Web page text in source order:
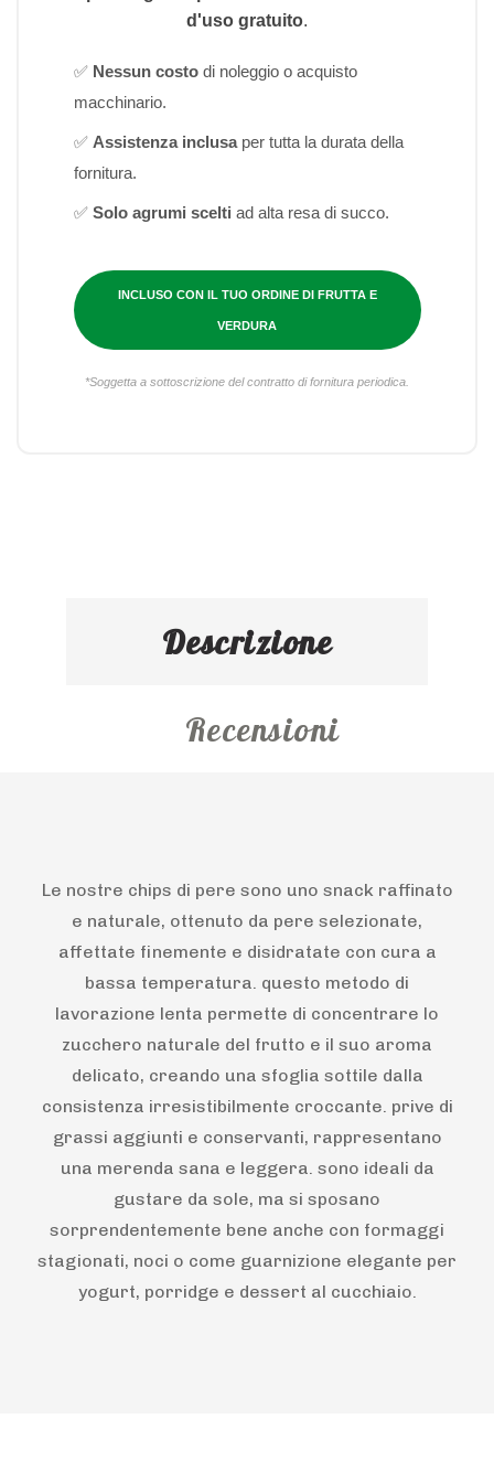
d'uso gratuito.
✅ Nessun costodi noleggio o acquisto
macchinario.
✅ Assistenza inclusaper tutta la durata della
fornitura.
✅ Solo agrumi scelti ad alta resa di succo.
INCLUSO CON IL TUO ORDINE DI FRUTTA E
VERDURA
*Soggetta a sottoscrizione del contratto di fornitura periodica.
Descrizione
Recensioni
Le nostre chips di pere sono uno snack raffinato
e naturale, ottenuto da pere selezionate,
affettate finemente e disidratate con cura a
bassa temperatura. questo metodo di
lavorazione lenta permette di concentrare lo
zucchero naturale del frutto e il suo aroma
delicato, creando una sfoglia sottile dalla
consistenza irresistibilmente croccante. prive di
grassi aggiunti e conservanti, rappresentano
una merenda sana e leggera. sono ideali da
gustare da sole, ma si sposano
sorprendentemente bene anche con formaggi
stagionati, noci o come guarnizione elegante per
yogurt, porridge e dessert al cucchiaio.